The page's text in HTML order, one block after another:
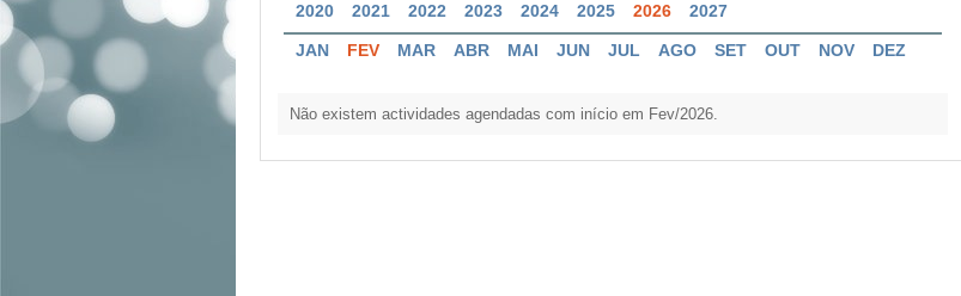
2020
2021 2022 2023 2024 2025 2026 2027
JAN FEV MAR ABR MAI JUN JUL AGO SET OUT NOV DEZ
Não existem actividades agendadas com início em Fev/2026.